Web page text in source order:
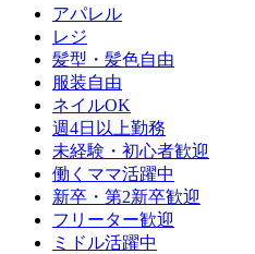
アパレル
レジ
髪型・髪色自由
服装自由
ネイルOK
週4日以上勤務
未経験・初心者歓迎
働くママ活躍中
新卒・第2新卒歓迎
フリーター歓迎
ミドル活躍中